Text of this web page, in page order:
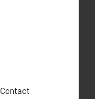
Contact